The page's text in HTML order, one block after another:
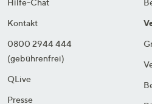
Kontakt
0800 2944 444
(gebührenfrei)
QLive
Presse